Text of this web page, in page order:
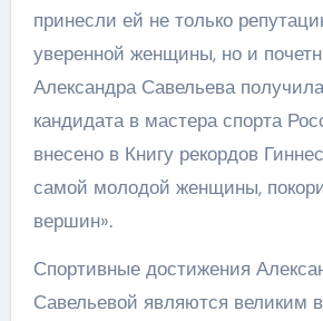
принесли ей не только
уверенной женщины, но и
Александра Савельева
кандидата в мастера спорта
внесено в Книгу рекордов
самой молодой женщины,
вершин».
Спортивные достижения
Савельевой являются великим